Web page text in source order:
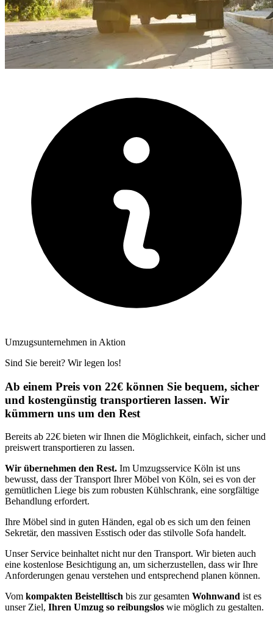
Umzugsunternehmen in Aktion
Sind Sie bereit? Wir legen los!
Ab einem Preis von 22€ können Sie bequem, sicher
und kostengünstig transportieren lassen. Wir
kümmern uns um den Rest
Bereits ab 22€ bieten wir Ihnen die Möglichkeit, einfach, sicher und
preiswert transportieren zu lassen.
Wir übernehmen den Rest. Im Umzugsservice Köln ist uns
bewusst, dass der Transport Ihrer Möbel von Köln, sei es von der
gemütlichen Liege bis zum robusten Kühlschrank, eine sorgfältige
Behandlung erfordert.
Ihre Möbel sind in guten Händen, egal ob es sich um den feinen
Sekretär, den massiven Esstisch oder das stilvolle Sofa handelt.
Unser Service beinhaltet nicht nur den Transport. Wir bieten auch
eine kostenlose Besichtigung an, um sicherzustellen, dass wir Ihre
Anforderungen genau verstehen und entsprechend planen können.
Vom kompakten Beistelltisch bis zur gesamten Wohnwand ist es
unser Ziel, Ihren Umzug so reibungslos wie möglich zu gestalten.